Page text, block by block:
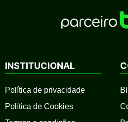
INSTITUCIONAL
Política de privacidade
Política de Cookies